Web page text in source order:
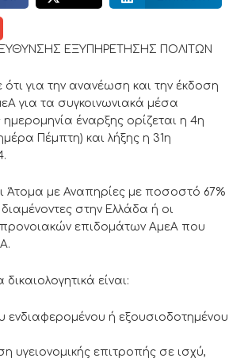
ΕΞΥΠΗΡΕΤΗΣΗΣ ΠΟΛΙΤΩΝ
για την ανανέωση και την έκδοση
για τα συγκοινωνιακά μέσα
έναρξης ορίζεται η 4η
Πέμπτη) και λήξης η 31η
Άτομα με Αναπηρίες με ποσοστό 67%
στην Ελλάδα ή οι
προνοιακών επιδομάτων ΑμεΑ που
είναι:
ενδιαφερομένου ή εξουσιοδοτημένου
υγειονομικής επιτροπής σε ισχύ,